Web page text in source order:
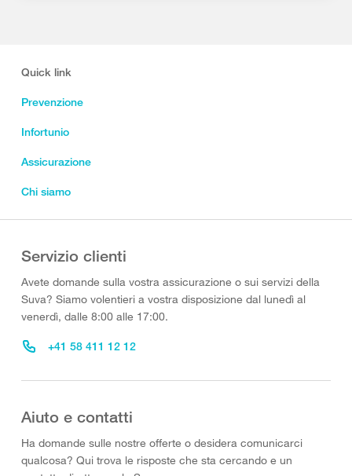
Quick link
Prevenzione
Infortunio
Assicurazione
Chi siamo
Servizio clienti
Avete domande sulla vostra assicurazione o sui servizi della
Suva? Siamo volentieri a vostra disposizione dal lunedì al
venerdì, dalle 8:00 alle 17:00.
+41 58 411 12 12
Aiuto e contatti
Ha domande sulle nostre offerte o desidera comunicarci
qualcosa? Qui trova le risposte che sta cercando e un